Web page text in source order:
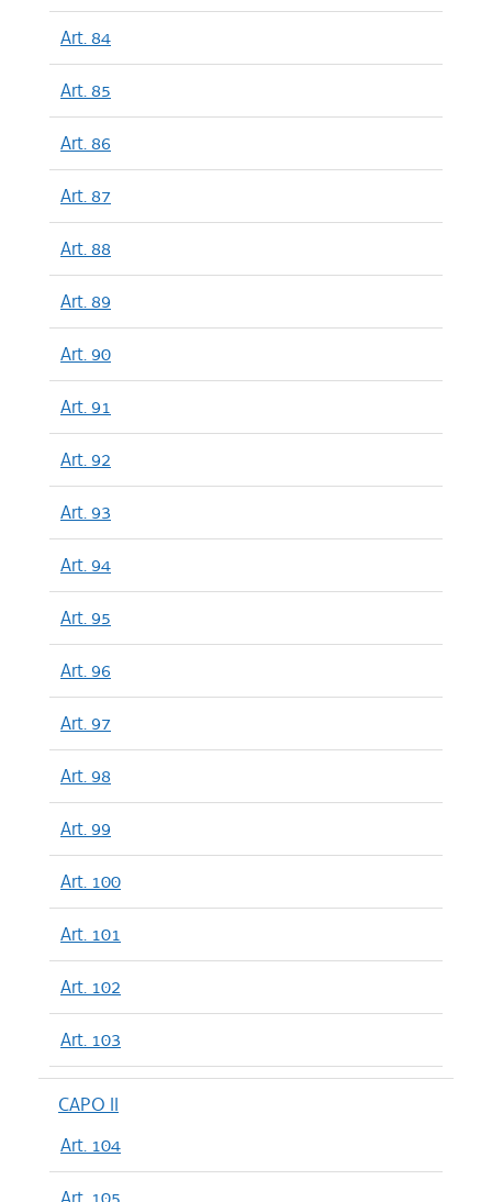
Art. 84
Art. 85
Art. 86
Art. 87
Art. 88
Art. 89
Art. 90
Art. 91
Art. 92
Art. 93
Art. 94
Art. 95
Art. 96
Art. 97
Art. 98
Art. 99
Art. 100
Art. 101
Art. 102
Art. 103
CAPO II
Art. 104